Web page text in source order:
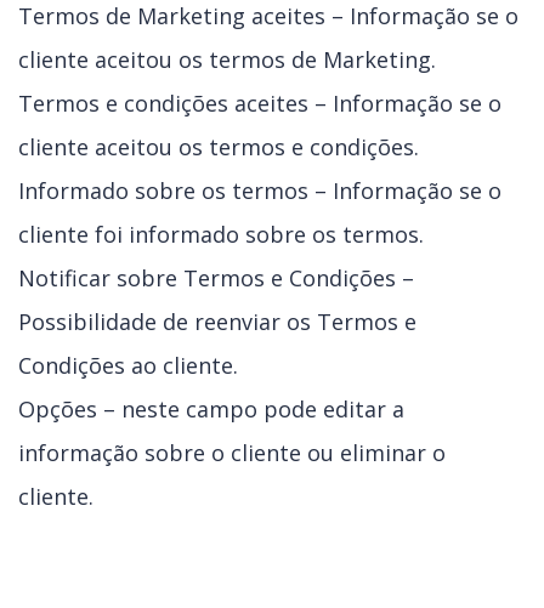
Termos de Marketing aceites – Informação se o
cliente aceitou os termos de Marketing.
Termos e condições aceites – Informação se o
cliente aceitou os termos e condições.
Informado sobre os termos – Informação se o
cliente foi informado sobre os termos.
Notificar sobre Termos e Condições –
Possibilidade de reenviar os Termos e
Condições ao cliente.
Opções – neste campo pode editar a
informação sobre o cliente ou eliminar o
cliente.